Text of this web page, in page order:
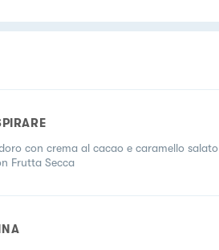
con crema al cacao e caramello salato
Frutta Secca